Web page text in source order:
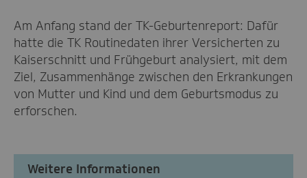
Am Anfang stand der TK-Geburtenreport: Dafür
hatte die TK Routinedaten ihrer Versicherten zu
Kaiserschnitt und Frühgeburt analysiert, mit dem
Ziel, Zusammenhänge zwischen den Erkrankungen
von Mutter und Kind und dem Geburtsmodus zu
erforschen.
Weitere Informationen